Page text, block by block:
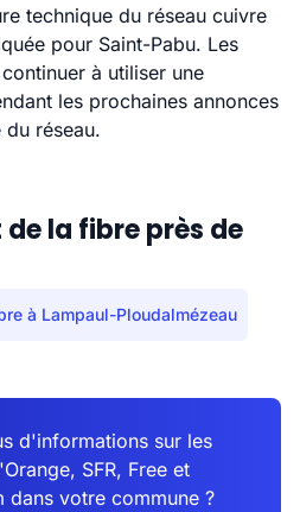
technique du réseau cuivre
pour Saint-Pabu. Les
à utiliser une
les prochaines annonces
réseau.
la fibre près de
à Lampaul-Ploudalmézeau
d'informations sur les
SFR, Free et
dans votre commune ?